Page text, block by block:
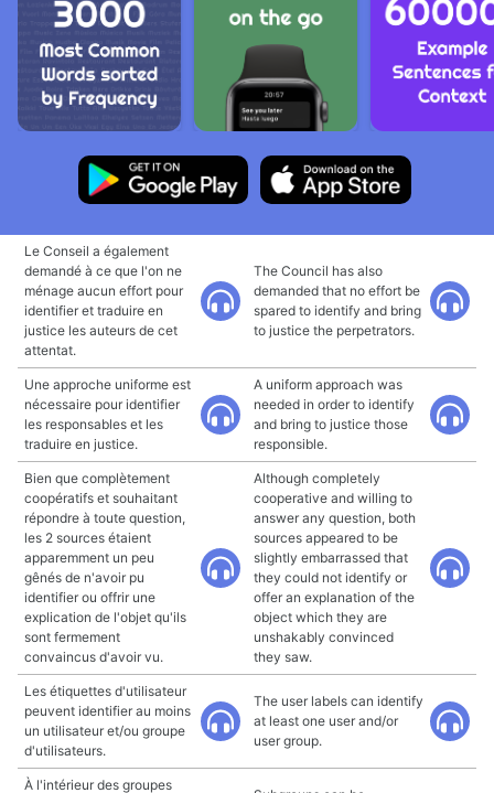
Le Conseil a également
demandé à ce que l'on ne
ménage aucun effort pour
identifier et traduire en
justice les auteurs de cet
attentat.
The Council has also
demanded that no effort be
spared to identify and bring
to justice the perpetrators.
Une approche uniforme est
nécessaire pour identifier
les responsables et les
traduire en justice.
A uniform approach was
needed in order to identify
and bring to justice those
responsible.
Bien que complètement
coopératifs et souhaitant
répondre à toute question,
les 2 sources étaient
apparemment un peu
gênés de n'avoir pu
identifier ou offrir une
explication de l'objet qu'ils
sont fermement
convaincus d'avoir vu.
Although completely
cooperative and willing to
answer any question, both
sources appeared to be
slightly embarrassed that
they could not identify or
offer an explanation of the
object which they are
unshakably convinced
they saw.
Les étiquettes d'utilisateur
peuvent identifier au moins
un utilisateur et/ou groupe
d'utilisateurs.
The user labels can identify
at least one user and/or
user group.
À l'intérieur des groupes